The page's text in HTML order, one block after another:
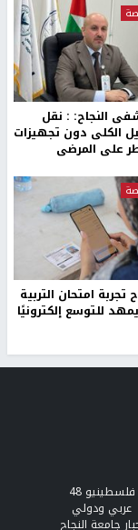
النجاح: : نقل
الكلى دون تجهيزات
على المرضى
تجربة امتحان التربية
للتوسع إلكترونيًا
فلسطينيو 48
عربي ودولي
جامعة النجاح